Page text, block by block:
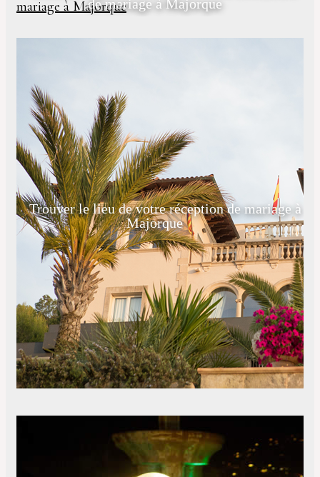
de mariage à Majorque
Trouver le lieu de votre réception de mariage à
Majorque